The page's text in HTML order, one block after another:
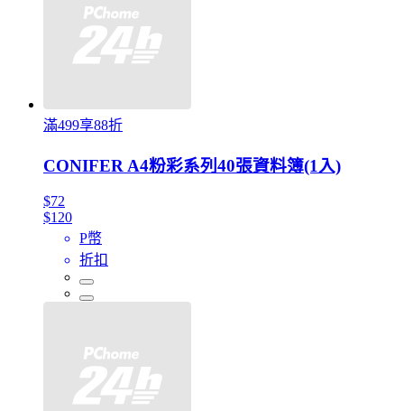
滿499享88折
CONIFER A4粉彩系列40張資料簿(1入)
$72
$120
P幣
折扣